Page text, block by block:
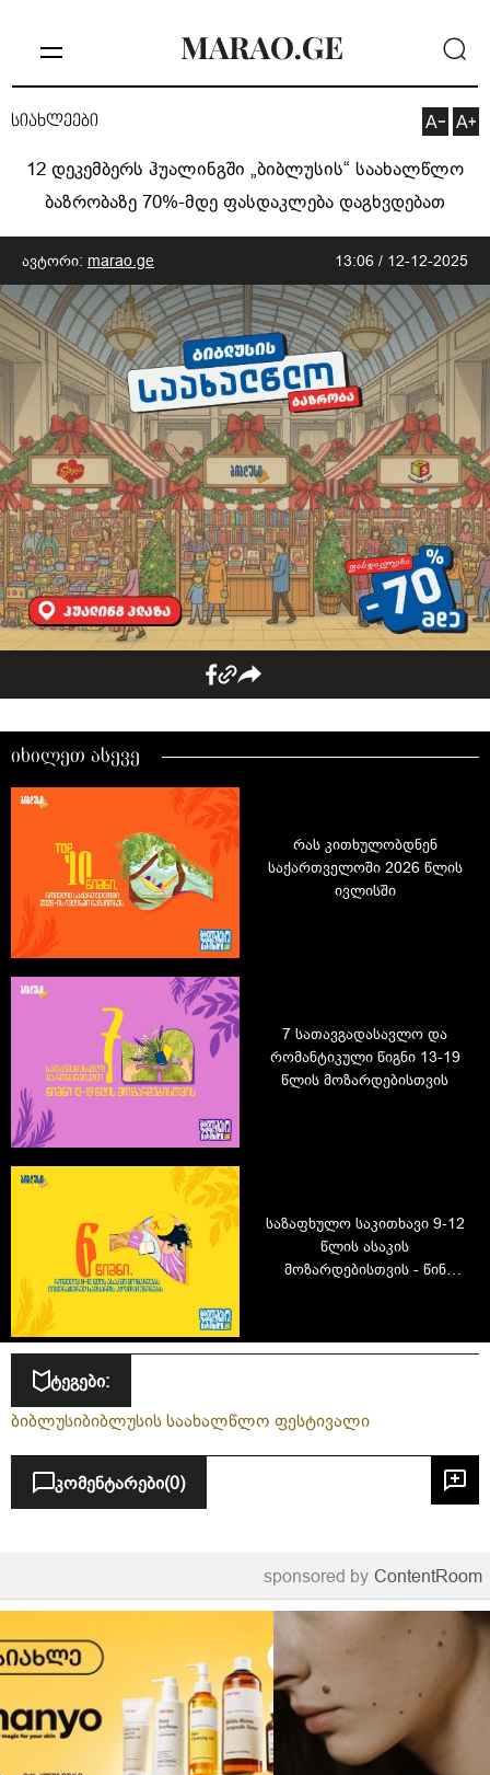
სიახლეები
12 დეკემბერს ჰუალინგში „ბიბლუსის“ საახალწლო
ბაზრობაზე 70%-მდე ფასდაკლება დაგხვდებათ
ავტორი: marao.ge 13:06 / 12-12-2025
იხილეთ ასევე
რას კითხულობდნენ
საქართველოში 2026 წლის
ივლისში
7 სათავგადასავლო და
რომანტიკული წიგნი 13-19
წლის მოზარდებისთვის
საზაფხულო საკითხავი 9-12
წლის ასაკის
მოზარდებისთვის - წინ
ტეგები:
ბიბლუსიბიბლუსის საახალწლო ფესტივალი
კომენტარები(0)
sponsored by ContentRoom